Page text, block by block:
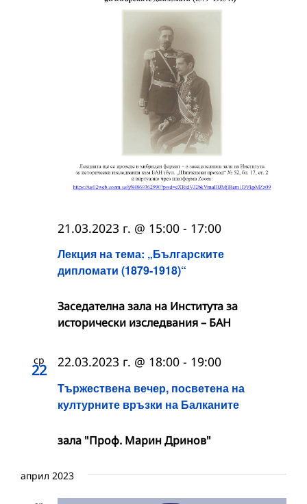
Лекция на тема: „Българските
дипломати (1879-1918)“
21.03.2023 г. @ 15:00 - 17:00
Заседателна зала на Института за
исторически изследвания – БАН
ср
22
Тържествена вечер, посветена на
културните връзки на Балканите
22.03.2023 г. @ 18:00 - 19:00
зала "Проф. Марин Дринов"
април 2023